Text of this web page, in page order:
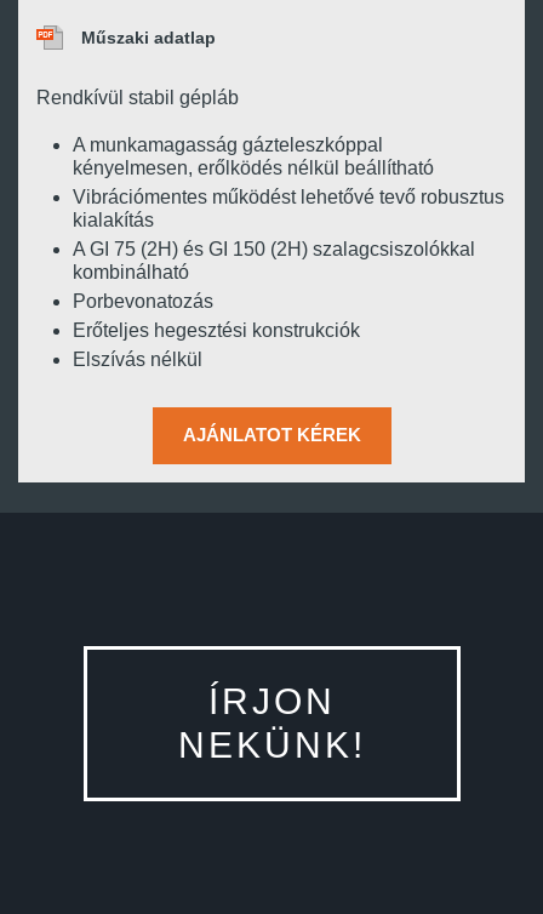
Műszaki adatlap
Rendkívül stabil gépláb
A munkamagasság gázteleszkóppal
kényelmesen, erőlködés nélkül beállítható
Vibrációmentes működést lehetővé tevő robusztus
kialakítás
A GI 75 (2H) és GI 150 (2H) szalagcsiszolókkal
kombinálható
Porbevonatozás
Erőteljes hegesztési konstrukciók
Elszívás nélkül
AJÁNLATOT KÉREK
ÍRJON
NEKÜNK!